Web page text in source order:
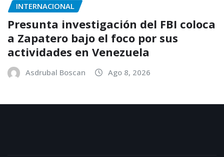
INTERNACIONAL
Presunta investigación del FBI coloca
a Zapatero bajo el foco por sus
actividades en Venezuela
Asdrubal Boscan Ago 8, 2026